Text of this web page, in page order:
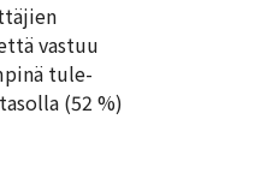
vastuu
tule-
(52 %)